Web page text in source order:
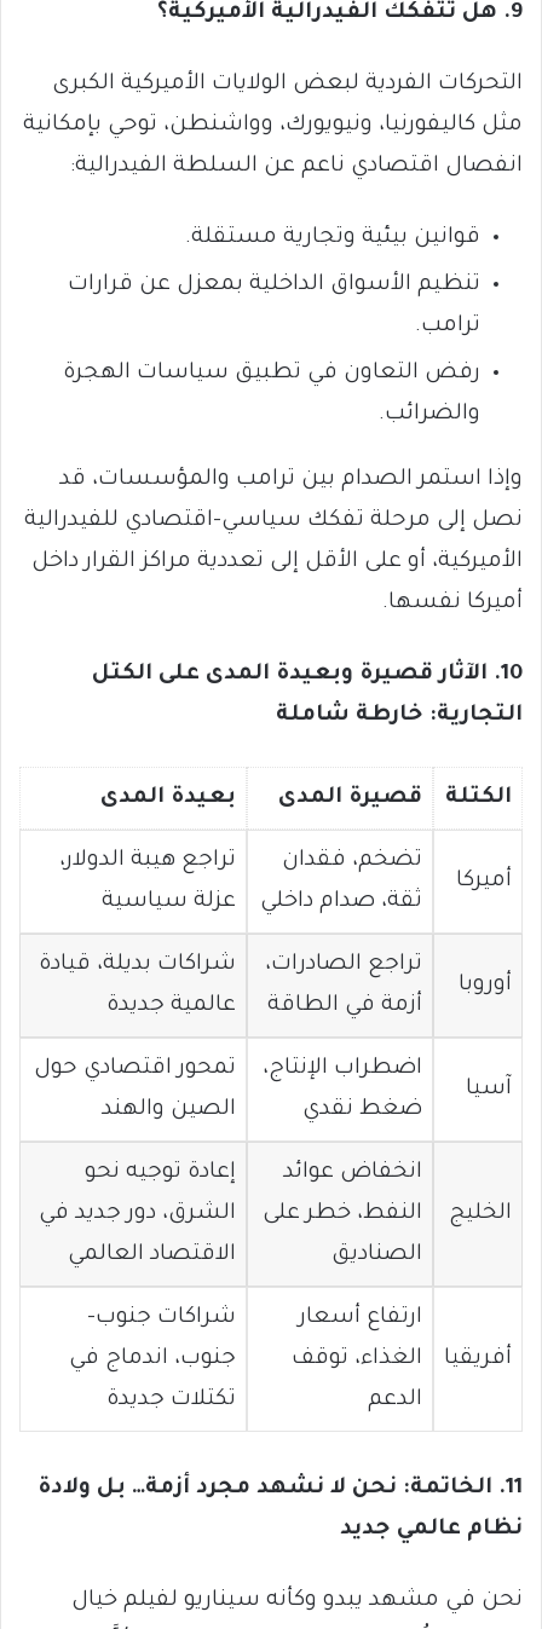
9. هل تتفكك الفيدرالية الأميركية؟
التحركات الفردية لبعض الولايات الأميركية الكبرى
مثل كاليفورنيا، ونيويورك، وواشنطن، توحي بإمكانية
انفصال اقتصادي ناعم عن السلطة الفيدرالية:
قوانين بيئية وتجارية مستقلة.
تنظيم الأسواق الداخلية بمعزل عن قرارات
ترامب.
رفض التعاون في تطبيق سياسات الهجرة
والضرائب.
وإذا استمر الصدام بين ترامب والمؤسسات، قد
نصل إلى مرحلة تفكك سياسي-اقتصادي للفيدرالية
الأميركية، أو على الأقل إلى تعددية مراكز القرار داخل
أميركا نفسها.
10. الآثار قصيرة وبعيدة المدى على الكتل
التجارية: خارطة شاملة
الكتلة قصيرة المدى بعيدة المدى
أميركا
تضخم، فقدان
ثقة، صدام داخلي
تراجع هيبة الدولار،
عزلة سياسية
أوروبا
تراجع الصادرات،
أزمة في الطاقة
شراكات بديلة، قيادة
عالمية جديدة
آسيا
اضطراب الإنتاج،
ضغط نقدي
تمحور اقتصادي حول
الصين والهند
الخليج
انخفاض عوائد
النفط، خطر على
الصناديق
إعادة توجيه نحو
الشرق، دور جديد في
الاقتصاد العالمي
أفريقيا
ارتفاع أسعار
الغذاء، توقف
الدعم
شراكات جنوب-
جنوب، اندماج في
تكتلات جديدة
11. الخاتمة: نحن لا نشهد مجرد أزمة… بل ولادة
نظام عالمي جديد
نحن في مشهد يبدو وكأنه سيناريو لفيلم خيال